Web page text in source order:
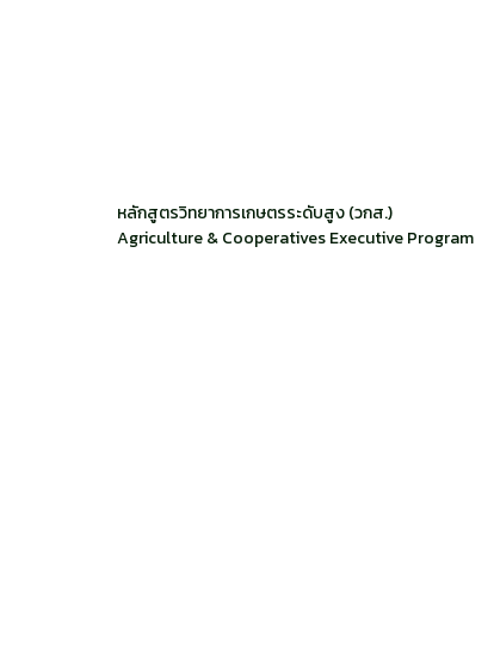
หลักสูตรวิทยาการเกษตรระดับสูง (วกส.)
Agriculture & Cooperatives Executive Program